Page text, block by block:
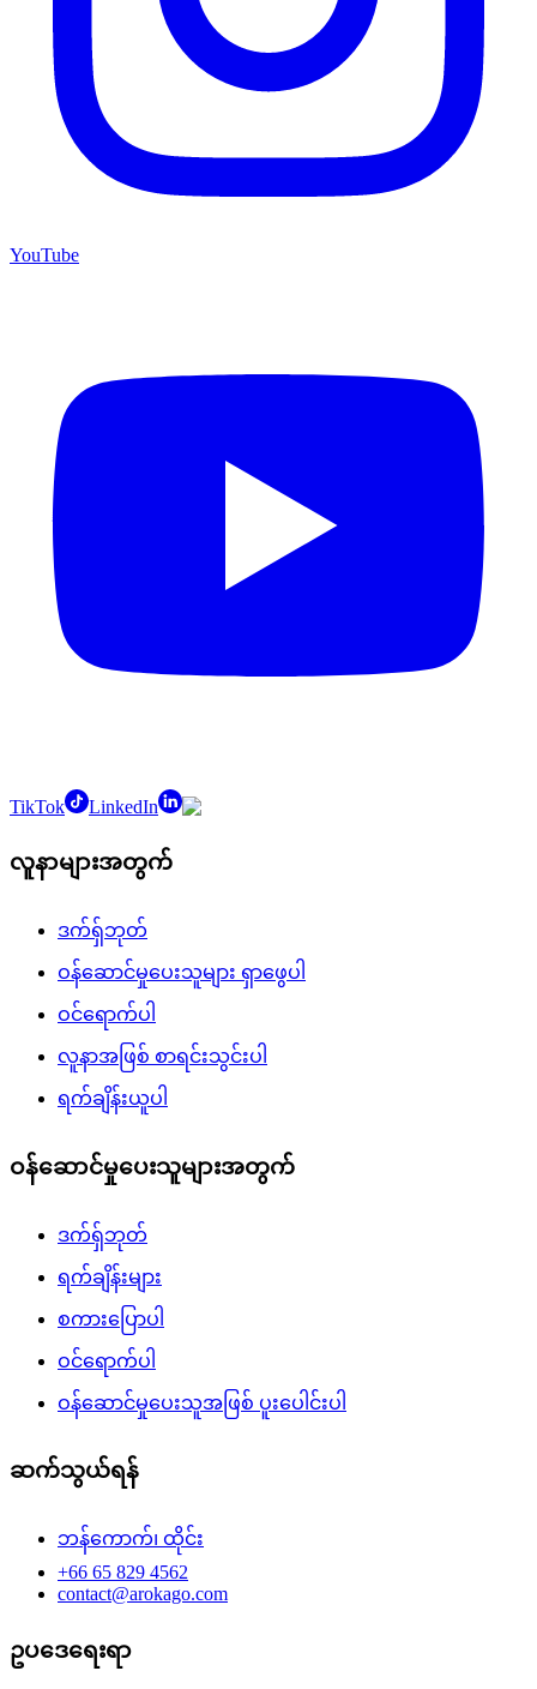
YouTube
TikTok LinkedIn
လူနာများအတွက်
ဒက်ရှ်ဘုတ်
ဝန်ဆောင်မှုပေးသူများ ရှာဖွေပါ
ဝင်ရောက်ပါ
လူနာအဖြစ် စာရင်းသွင်းပါ
ရက်ချိန်းယူပါ
ဝန်ဆောင်မှုပေးသူများအတွက်
ဒက်ရှ်ဘုတ်
ရက်ချိန်းများ
စကားပြောပါ
ဝင်ရောက်ပါ
ဝန်ဆောင်မှုပေးသူအဖြစ် ပူးပေါင်းပါ
ဆက်သွယ်ရန်
ဘန်ကောက်၊ ထိုင်း
+66 65 829 4562
contact@arokago.com
ဥပဒေရေးရာ